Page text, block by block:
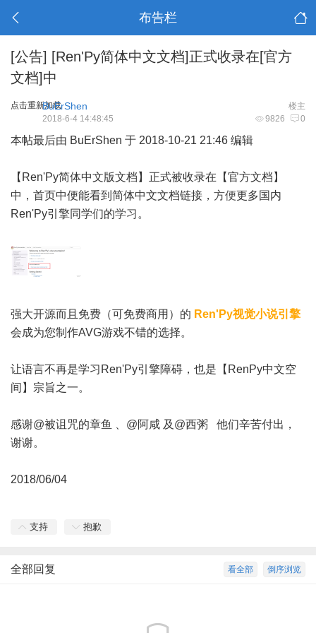
布告栏
[公告] [Ren'Py简体中文文档]正式收录在[官方
文档]中
点击重新加载 楼主
BuErShen
9826 0
2018-6-4 14:48:45
本帖最后由 BuErShen 于 2018-10-21 21:46 编辑
【 Ren'Py简体中文版文档 】正式被收录在【官方文档 】
中，首页中便能看到简体中文文档链接， 方便更多国内
Ren'Py引擎同学们的学习 。
强大开源而且免费（可免费商用）的 Ren'Py视觉小说引擎
会成为您制作AVG游戏不错的选择。
让语言不再是学习Ren'Py引擎障碍，也是【 RenPy中文空
间 】宗旨之一。
感谢@被诅咒的章鱼 @阿咸 及 @西粥 他们辛苦付出，
谢谢。
2018/06/04
支持 抱歉
倒序浏览
看全部
全部回复